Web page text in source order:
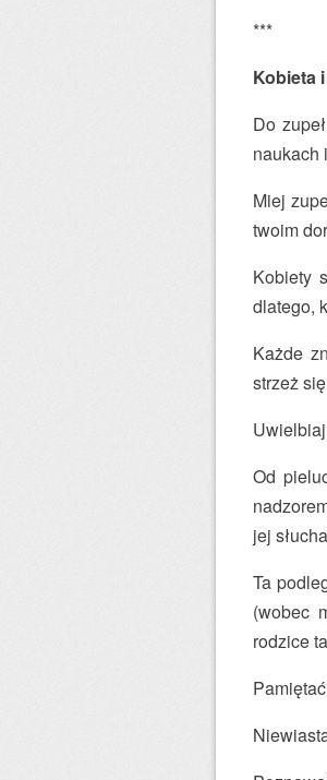
***
Kobieta
Do
naukach
Miej
twoim
Kobiety
dlatego,
Każde
strzeż
Od
jej
Ta
(wobec
rodzice